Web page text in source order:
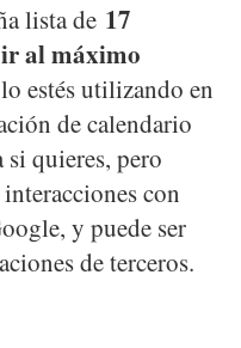
lista de 17
al máximo
estés utilizando en
de calendario
si quieres, pero
con
y puede ser
de terceros.